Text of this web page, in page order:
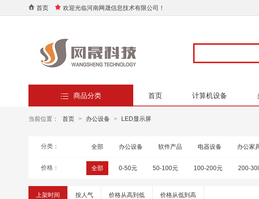
首页 欢迎光临河南网晟信息技术有限公司！
商品分类 首页 计算机设备
当前位置： 首页 > 办公设备 > LED显示屏
分类： 全部 办公设备 软件产品 电器设备 办公家
价格： 全部 0-50元 50-100元 100-200元 200-
上架时间 按人气 价格从高到低 价格从低到高